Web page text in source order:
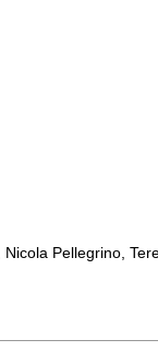
Pellegrino,